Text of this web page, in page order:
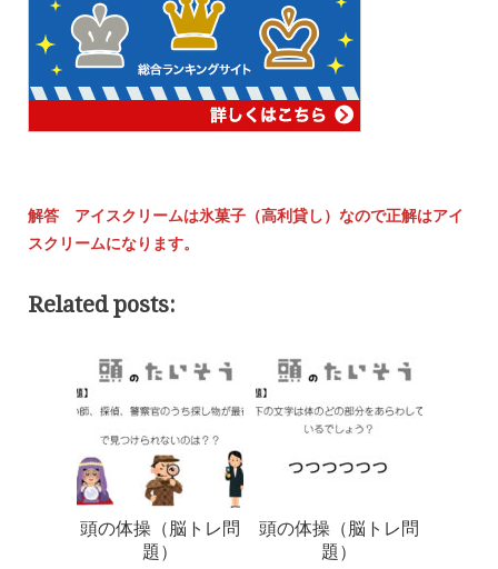
解答 アイスクリームは氷菓子（高利貸し）なので正解はアイ
スクリームになります。
Related posts:
頭の体操（脳トレ問
題）
頭の体操（脳トレ問
題）